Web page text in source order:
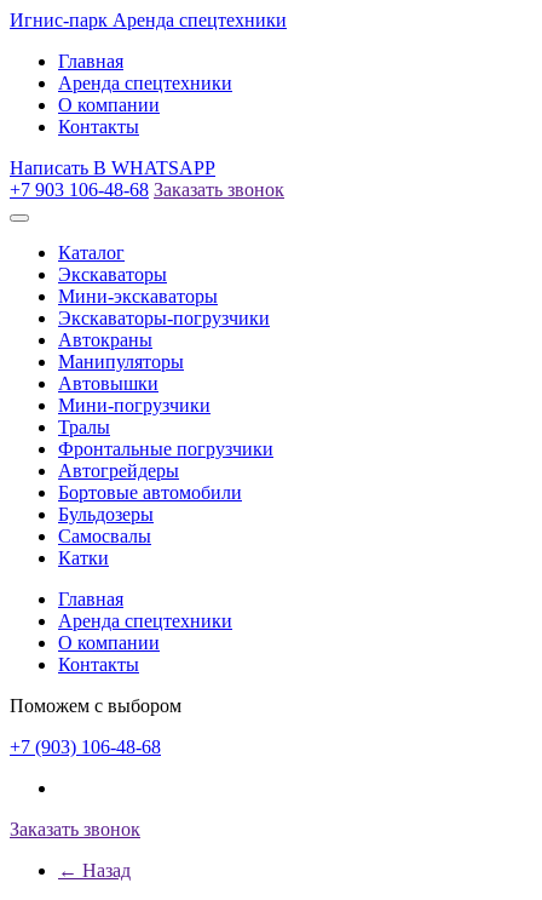
Игнис-парк Аренда спецтехники
Главная
Аренда спецтехники
О компании
Контакты
Написать В WHATSAPP
+7 903 106-48-68 Заказать звонок
Каталог
Экскаваторы
Мини-экскаваторы
Экскаваторы-погрузчики
Автокраны
Манипуляторы
Автовышки
Мини-погрузчики
Тралы
Фронтальные погрузчики
Автогрейдеры
Бортовые автомобили
Бульдозеры
Самосвалы
Катки
Главная
Аренда спецтехники
О компании
Контакты
Поможем с выбором
+7 (903) 106-48-68
Заказать звонок
← Назад